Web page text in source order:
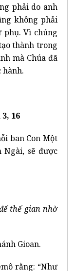
phải do anh
không phải
phụ. Vì chúng
thành trong
mà Chúa đã
hành.
16
ban Con Một
sẽ được
thế gian nhờ
Gioan.
rằng: “Như